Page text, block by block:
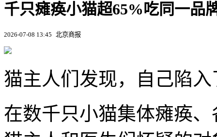
千只瘫痪小猫超65%吃同一品
2026-07-08 13:45 北京商报
猫主人们发现，自己陷
在数千只小猫集体瘫痪